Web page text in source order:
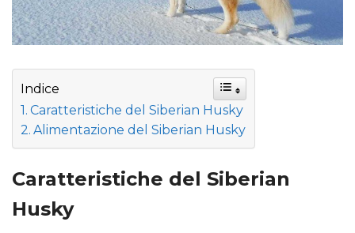
Indice
Caratteristiche del Siberian Husky
Alimentazione del Siberian Husky
Caratteristiche del Siberian
Husky